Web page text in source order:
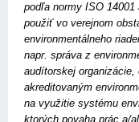
podľa normy ISO
použiť vo verejnom
environmentálneho
napr. správa z
audítorskej organizácie,
akreditovaným
na využitie systému
ktorých povaha prác a/